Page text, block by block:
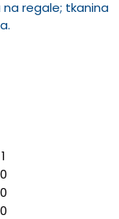
regale; tkanina
1
0
0
0